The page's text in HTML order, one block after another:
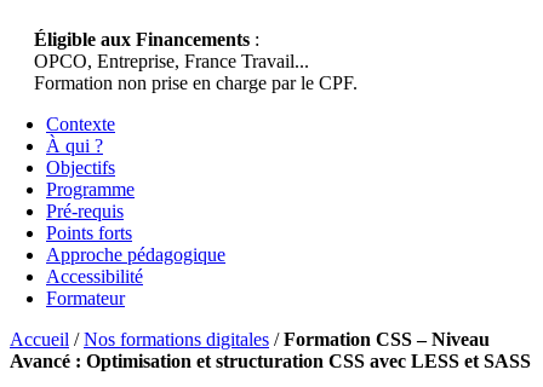
Éligible aux Financements :
OPCO, Entreprise, France Travail...
Formation non prise en charge par le CPF.
Contexte
À qui ?
Objectifs
Programme
Pré-requis
Points forts
Approche pédagogique
Accessibilité
Formateur
Accueil /Nos formations digitales /Formation CSS – Niveau
Avancé : Optimisation et structuration CSS avec LESS et SASS